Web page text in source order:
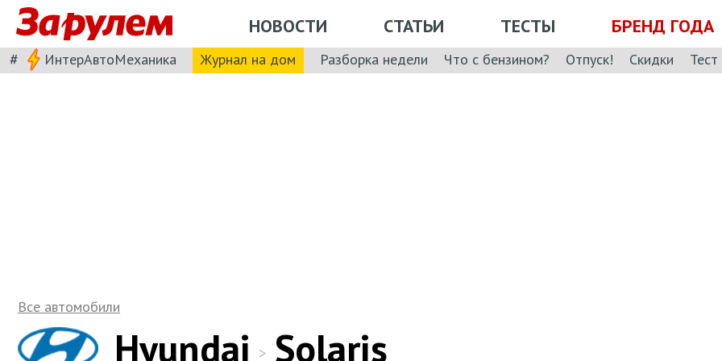
НОВОСТИ СТАТЬИ ТЕСТЫ БРЕНД ГОДА
# ИнтерАвтоМеханика Журнал на дом Разборка недели Что с бензином? Отпуск! Скидки
Все автомобили
Hyundai > Solaris